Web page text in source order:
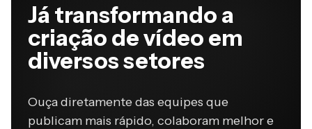
Já transformando a
criação de vídeo em
diversos setores
Ouça diretamente das equipes que
publicam mais rápido, colaboram melhor e